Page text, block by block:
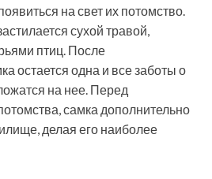
на свет их потомство.
сухой травой,
птиц. После
остается одна и все заботы о
на нее. Перед
самка дополнительно
делая его наиболее